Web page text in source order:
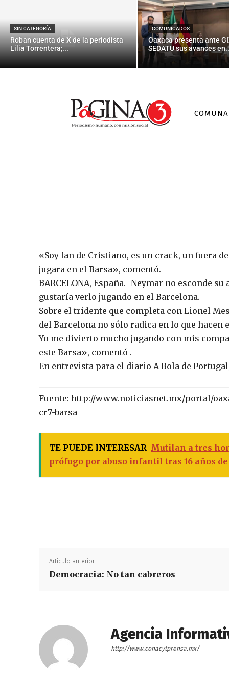
SIN CATEGORÍA
Roban cuenta de X de la periodista
Lilia Torrentera;...
COMUNICADOS
Oaxaca presenta ante
SEDATU sus avances
«Soy fan de Cristiano, es un crack, un fuera
jugara en el Barsa», comentó.
BARCELONA, España.- Neymar no esconde
gustaría verlo jugando en el Barcelona.
Sobre el tridente que completa con Lionel
del Barcelona no sólo radica en lo que hacen
Yo me divierto mucho jugando con mis
este Barsa», comentó .
En entrevista para el diario A Bola de
Fuente: http://www.noticiasnet.mx/portal/
cr7-barsa
TE PUEDE INTERESAR Mutilan a tres
prófugo por abuso infantil tras 16 años
Artículo anterior
Democracia: No tan cabreros
Agencia
http://www.conacytprensa.mx/